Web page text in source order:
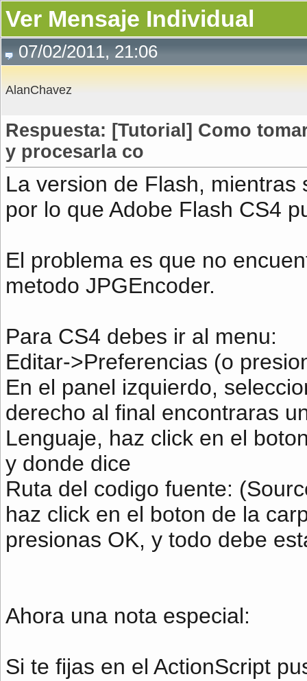
Ver Mensaje Individual
07/02/2011, 21:06
AlanChavez
Respuesta: [Tutorial] Como
y procesarla co
La version de Flash, mientras
por lo que Adobe Flash CS4
El problema es que no
metodo JPGEncoder.
Para CS4 debes ir al menu:
Editar->Preferencias (o
En el panel izquierdo,
derecho al final encontraras
Lenguaje, haz click en el
y donde dice
Ruta del codigo fuente:
haz click en el boton de la
presionas OK, y todo debe
Ahora una nota especial:
Si te fijas en el ActionScript